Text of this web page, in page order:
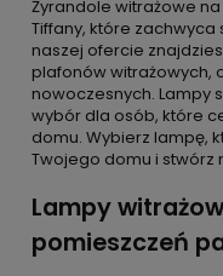
Żyrandole witrażowe
Tiffany, które
naszej ofercie
plafonów witrażowych,
nowoczesnych. Lampy
wybór dla osób, które
domu. Wybierz lampę,
Twojego domu i stwórz
Lampy
pomieszczeń